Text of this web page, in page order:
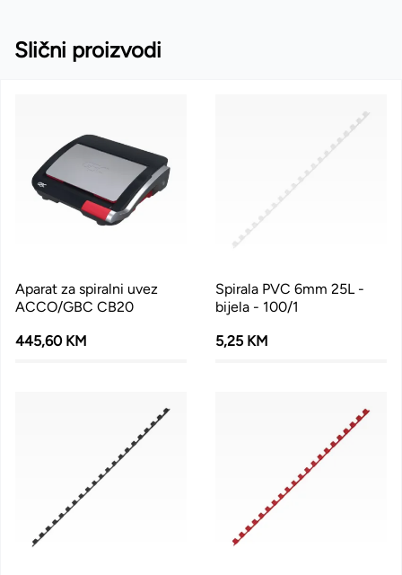
Slični proizvodi
Aparat za spiralni uvez
ACCO/GBC CB20
445,60 KM
Spirala PVC 6mm 25L -
bijela - 100/1
5,25 KM